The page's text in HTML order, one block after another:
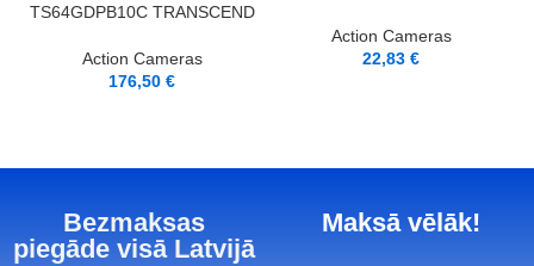
TS64GDPB10C TRANSCEND
Action Cameras
176,50€
Action Cameras
22,83€
Bezmaksas
piegāde visā Latvijā
Maksā vēlāk!